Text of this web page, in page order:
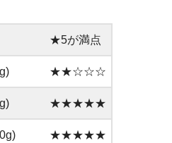
★5が満点
★★☆☆☆
★★★★★
★★★★★